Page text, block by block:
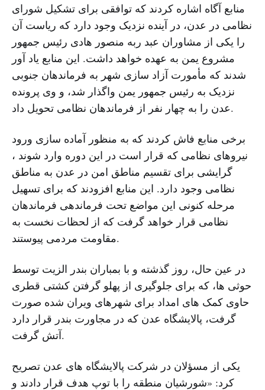
منابع آگاه اشاره کردند که توافقی برای تشکیل شورای
نظامی در عدن، در آینده نزدیک وجود دارد که ریاست آن
را یکی از مشاوران عبد ربه منصور هادی رئیس جمهور
مشروع یمن به عهده خواهد داشت. این منابع یاد آور
شدند که مأمورت آزاد سازی شهر به فرماندهان جنوبی
نزدیک به رئیس جمهور یمن واگذار شد، و وی پرونده
عدن را به چهار نفر از فرماندهان نظامی تحویل داد.
برخی منابع فاش کردند که به منظور آماده سازی ورود
نیروهای نظامی که قرار است در این دوره وارد شوند ،
گرایشی برای تقسیم مناطق امن در عدن به مناطق
نظامی وجود دارد. این منابع افزودند که برای تسهیل
مرحله کنونی این مواضع تحت فرماندهی فرماندهان
نظامی قرار خواهد گرفت که از لحظات نخست به
مقاومت مردمی پیوستند.
در عین حال، روز گذشته و با بمباران بندر الزیت توسط
حوثی ها، که برای جلوگیری از پهلو گرفتن کشتی قطری
حاوی کمک های امداد برای شهرهای ویران شده صورت
گرفت، پالایشگاه عدن که در مجاورت بندر قرار دارد
آتش گرفت.
یکی از مسؤلان در شرکت پالایشگاه های عدن تصریح
کرد: «شورشیان منطقه را با توپ هدف قرار دادند و